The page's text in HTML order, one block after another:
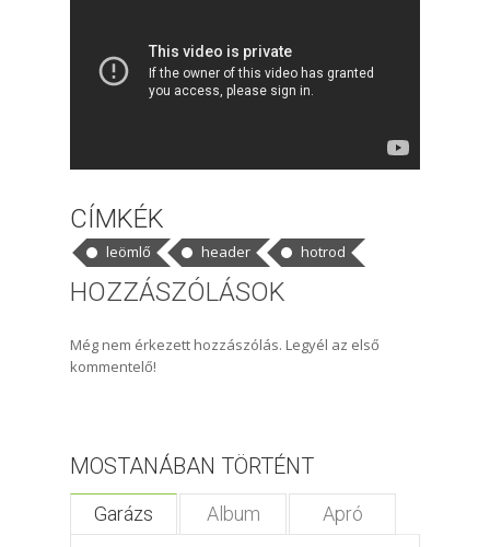
CÍMKÉK
leömlő header hotrod
HOZZÁSZÓLÁSOK
Még nem érkezett hozzászólás. Legyél az első
kommentelő!
MOSTANÁBAN TÖRTÉNT
Garázs Album Apró